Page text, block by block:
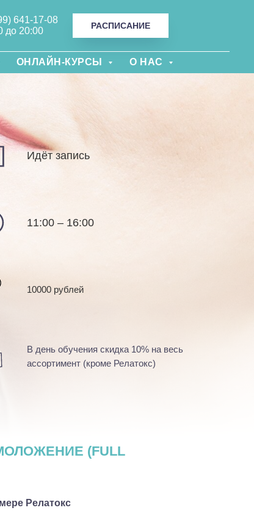
641-17-08
до 20:00
РАСПИСАНИЕ
ОНЛАЙН-КУРСЫ О НАС
Идёт запись
11:00 – 16:00
10000 рублей
В день обучения скидка 10% на весь
ассортимент (кроме Релатокс)
(FULL
Релатокс